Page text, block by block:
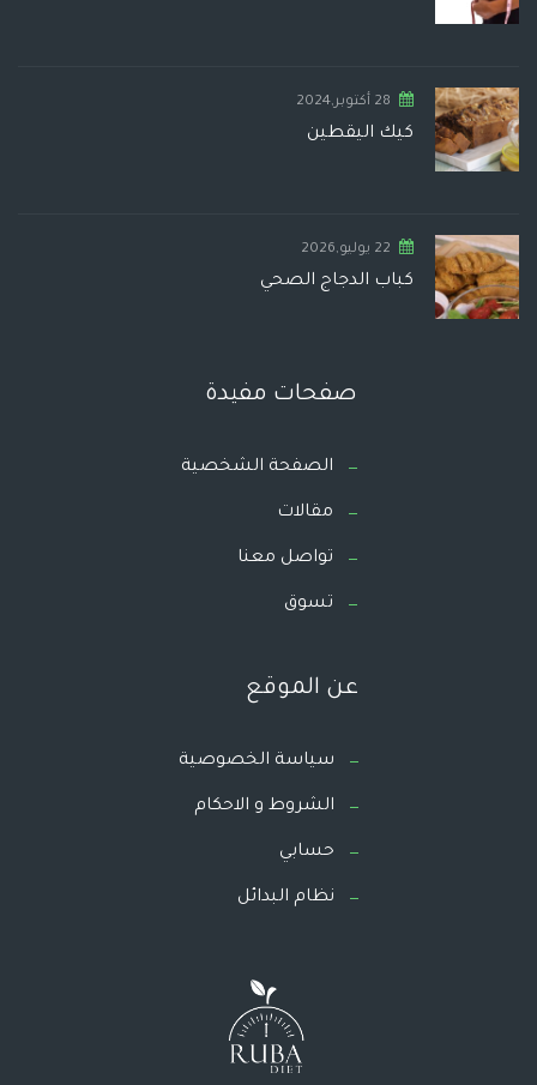
28 أكتوبر,2024
كيك اليقطين
22 يوليو,2026
كباب الدجاج الصحي
صفحات مفيدة
الصفحة الشخصية
مقالات
تواصل معنا
تسوق
عن الموقع
سياسة الخصوصية
الشروط و الاحكام
حسابي
نظام البدائل